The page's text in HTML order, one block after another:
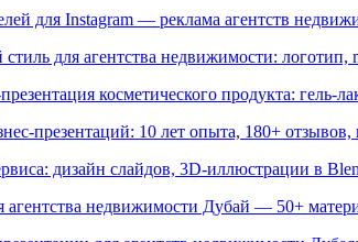
для Instagram — реклама агентств
для агентства недвижимости: логотип,
косметического продукта: гель-
презентаций: 10 лет опыта, 180+
дизайн слайдов, 3D-иллюстрации в
агентства недвижимости Дубай — 50+